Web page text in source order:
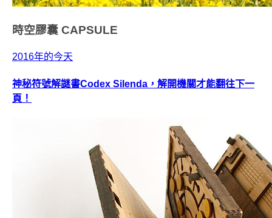
時空膠囊 CAPSULE
2016年的今天
神秘符號解謎書Codex Silenda，解開機關才能翻往下一
頁！